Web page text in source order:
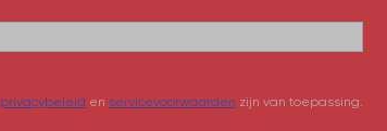
privacybeleid en servicevoorwaarden zijn van toepassing.